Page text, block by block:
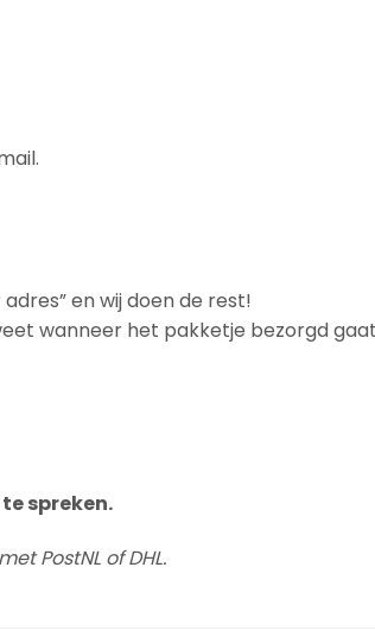
en wij doen de rest!
wanneer het pakketje bezorgd
spreken.
PostNL of DHL.